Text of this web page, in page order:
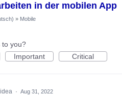
in der mobilen App
» Mobile
to you?
Important Critical
· Aug 31, 2022